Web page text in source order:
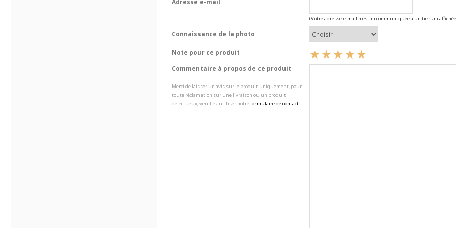
Adresse e-mail
(Votre adresse e-mail n'est ni communiquée à un tiers ni
Connaissance de la photo
Note pour ce produit
Commentaire à propos de ce produit
Merci de laisser un avis sur le produit uniquement, pour
toute réclamation sur une livraison ou un produit
défectueux, veuillez utiliser notreformulaire de contact.